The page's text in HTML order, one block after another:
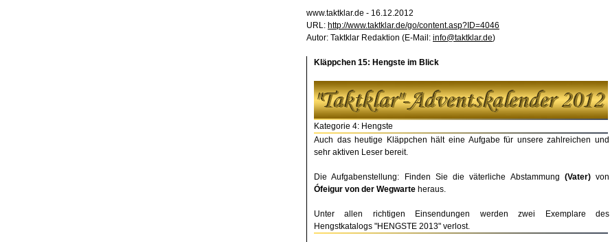
www.taktklar.de - 16.12.2012
URL: http://www.taktklar.de/go/content.asp?ID=4046
Autor: Taktklar Redaktion (E-Mail: info@taktklar.de)
Kläppchen 15: Hengste im Blick
Kategorie 4: Hengste
Auch das heutige Kläppchen hält eine Aufgabe für unsere zahlreichen und
sehr aktiven Leser bereit.
Die Aufgabenstellung: Finden Sie die väterliche Abstammung (Vater) von
Ófeigur von der Wegwarte heraus.
Unter allen richtigen Einsendungen werden zwei Exemplare des
Hengstkatalogs "HENGSTE 2013" verlost.